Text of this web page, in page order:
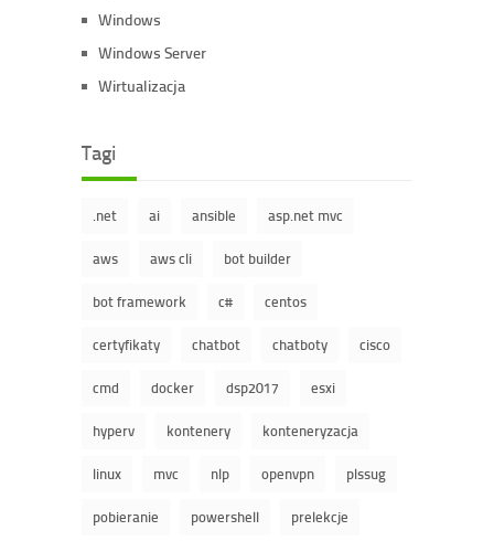
Windows
Windows Server
Wirtualizacja
Tagi
.net ai ansible asp.net mvc
aws aws cli bot builder
bot framework c# centos
certyfikaty chatbot chatboty cisco
cmd docker dsp2017 esxi
hyperv kontenery konteneryzacja
linux mvc nlp openvpn plssug
pobieranie powershell prelekcje